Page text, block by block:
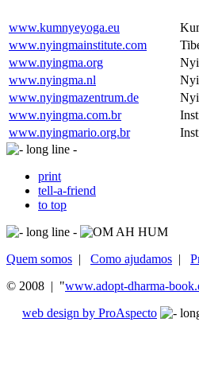
www.kumnyeyoga.eu
www.nyingmainstitute.com
www.nyingma.org
www.nyingma.nl
www.nyingmazentrum.de
www.nyingma.com.br
www.nyingmario.org.br
print
tell-a-friend
to top
Quem somos | Como ajudamos |
© 2008 | "www.adopt-dharma-
web design by ProAspecto